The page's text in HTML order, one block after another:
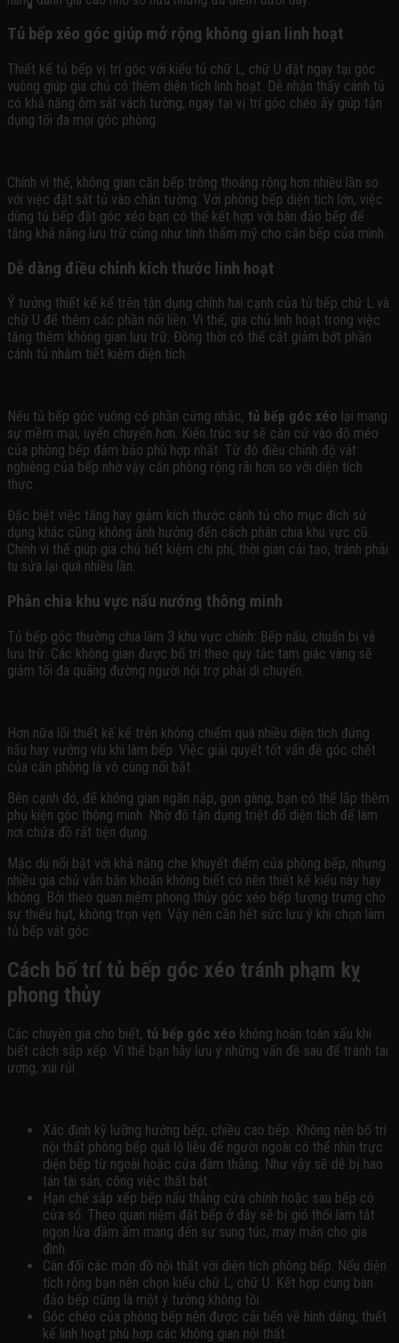
Tủ bếp xéo góc giúp mở rộng không gian linh hoạt
Thiết kế tủ bếp vị trí góc với kiểu tủ chữ L, chữ U đặt ngay tại góc
vuông giúp gia chủ có thêm diện tích linh hoạt. Dễ nhận thấy cánh tủ
có khả năng ôm sát vách tường, ngay tại vị trí góc chéo ấy giúp tận
dụng tối đa mọi góc phòng.
Chính vì thế, không gian căn bếp trông thoáng rộng hơn nhiều lần so
với việc đặt sát tủ vào chân tường. Với phòng bếp diện tích lớn, việc
dùng tủ bếp đặt góc xéo bạn có thể kết hợp với bàn đảo bếp để
tăng khả năng lưu trữ cũng như tính thẩm mỹ cho căn bếp của mình.
Dễ dàng điều chỉnh kích thước linh hoạt
Ý tưởng thiết kế kể trên tận dụng chính hai cạnh của tủ bếp chữ L và
chữ U để thêm các phần nối liền. Vì thế, gia chủ linh hoạt trong việc
tăng thêm không gian lưu trữ. Đồng thời có thể cắt giảm bớt phần
cánh tủ nhằm tiết kiệm diện tích.
Nếu tủ bếp góc vuông có phần cứng nhắc, tủ bếp góc xéo lại mang
sự mềm mại, uyển chuyển hơn. Kiến trúc sư sẽ căn cứ vào độ méo
của phòng bếp đảm bảo phù hợp nhất. Từ đó điều chỉnh độ vát
nghiêng của bếp nhờ vậy căn phòng rộng rãi hơn so với diện tích
thực.
Đặc biệt việc tăng hay giảm kích thước cánh tủ cho mục đích sử
dụng khác cũng không ảnh hưởng đến cách phân chia khu vực cũ.
Chính vì thế giúp gia chủ tiết kiệm chi phí, thời gian cải tạo, tránh phải
tu sửa lại quá nhiều lần.
Phân chia khu vực nấu nướng thông minh
Tủ bếp góc thường chia làm 3 khu vực chính: Bếp nấu, chuẩn bị và
lưu trữ. Các không gian được bố trí theo quy tắc tam giác vàng sẽ
giảm tối đa quãng đường người nội trợ phải di chuyển.
Hơn nữa lối thiết kế kể trên không chiếm quá nhiều diện tích đứng
nấu hay vướng víu khi làm bếp. Việc giải quyết tốt vấn đề góc chết
của căn phòng là vô cùng nổi bật.
Bên cạnh đó, để không gian ngăn nắp, gọn gàng, bạn có thể lắp thêm
phụ kiện góc thông minh. Nhờ đó tận dụng triệt đổ diện tích để làm
nơi chứa đồ rất tiện dụng.
Mặc dù nổi bật với khả năng che khuyết điểm của phòng bếp, nhưng
nhiều gia chủ vẫn băn khoăn không biết có nên thiết kế kiểu này hay
không. Bởi theo quan niệm phong thủy góc xéo bếp tượng trưng cho
sự thiếu hụt, không trọn vẹn. Vậy nên cần hết sức lưu ý khi chọn làm
tủ bếp vát góc.
Cách bố trí tủ bếp góc xéo tránh phạm kỵ
phong thủy
Các chuyên gia cho biết, tủ bếp góc xéo không hoàn toàn xấu khi
biết cách sắp xếp. Vì thế bạn hãy lưu ý những vấn đề sau để tránh tai
ương, xui rủi.
Xác định kỹ lưỡng hướng bếp, chiều cao bếp. Không nên bố trí
nội thất phòng bếp quá lộ liễu để người ngoài có thể nhìn trực
diện bếp từ ngoài hoặc cửa đâm thẳng. Như vậy sẽ dễ bị hao
tán tài sản, công việc thất bát.
Hạn chế sắp xếp bếp nấu thẳng cửa chỉnh hoặc sau bếp có
cửa sổ. Theo quan niệm đặt bếp ở đây sẽ bị gió thổi làm tắt
ngọn lửa đầm ấm mang đến sự sung túc, may mắn cho gia
đình.
Cân đối các món đồ nội thất với diện tích phòng bếp. Nếu diện
tích rộng bạn nên chọn kiểu chữ L, chữ U. Kết hợp cùng bàn
đảo bếp cũng là một ý tưởng không tồi.
Góc chéo của phòng bếp nên được cải tiến về hình dáng, thiết
kế linh hoạt phù hợp các không gian nội thất.